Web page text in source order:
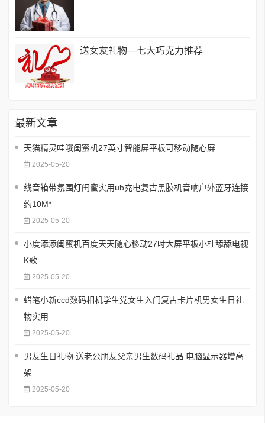
送女友礼物—七大巧克力推荐
最新文章
天猫精灵哇哦闺蜜机27英寸智能屏平板可移动随心屏
2025-05-20
线音箱带氛围灯闺蜜实用ub充电复古黑胶机音响户外蓝牙连接
约10M*
2025-05-20
小度添添闺蜜机百度天天随心移动27吋大屏平板小杜舔舔电视
K歌
2025-05-20
蜡笔小新ccd数码相机学生党女生入门复古卡片机男女生日礼
物实用
2025-05-20
男友生日礼物 送老公朋友父亲男生数码礼品 电脑显示器增高
架
2025-05-20